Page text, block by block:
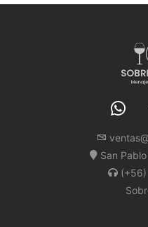
San